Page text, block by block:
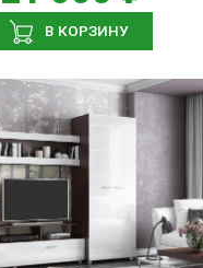
В КОРЗИНУ